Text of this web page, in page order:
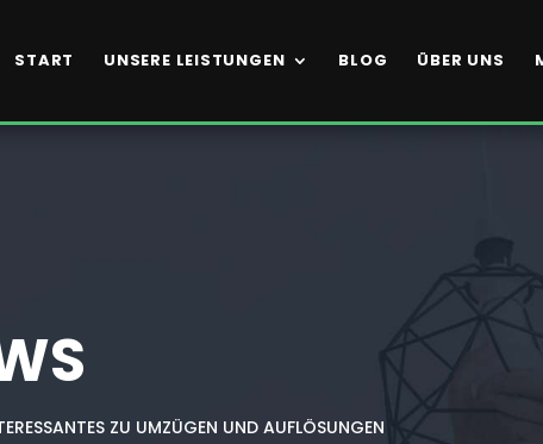
START UNSERE LEISTUNGEN BLOG ÜBER UNS
ZU UMZÜGEN UND AUFLÖSUNGEN